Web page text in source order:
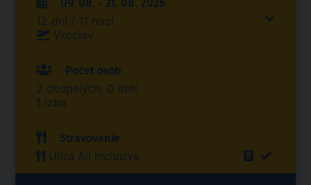
09. 08. - 21. 08. 2026
12 dní / 11 nocí
Vroclav
Počet osôb
2 dospelých, 0 detí
1 izba
Stravovanie
Ultra All Inclusive